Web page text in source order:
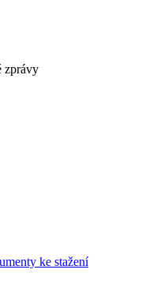
zprávy
ke stažení